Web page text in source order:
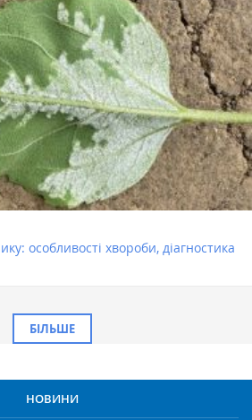
особливості хвороби, діагностика
БІЛЬШЕ
НОВИНИ